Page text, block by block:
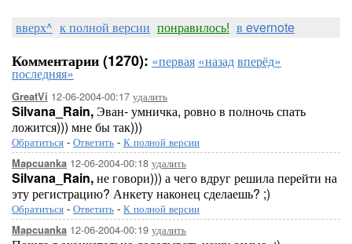
вверх^ к полной версии понравилось! в evernote
Комментарии (1270): «первая «назадвперёд»
последняя»
GreatVi 12-06-2004-00:17 удалить
Silvana_Rain,Эван- умничка, ровно в полночь спать
ложится))) мне бы так)))
Обратиться - Ответить - К полной версии
Mapcuanka 12-06-2004-00:18 удалить
Silvana_Rain,не говори))) а чего вдруг решила перейти на
эту регистрацию? Анкету наконец сделаешь? ;)
Обратиться - Ответить - К полной версии
Mapcuanka 12-06-2004-00:19 удалить